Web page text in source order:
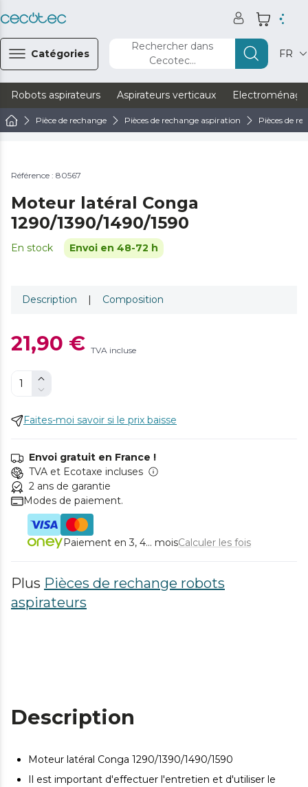
Catégories
Rechercher dans
Cecotec...
FR
Robots aspirateurs Aspirateurs verticaux
Pièce de rechange Pièces de rechange aspiration Pièces de
Référence : 80567
Moteur latéral Conga
1290/1390/1490/1590
En stock Envoi en 48-72 h
Description | Composition
21,90 € TVA incluse
Faites-moi savoir si le prix baisse
Envoi gratuit en France !
TVA et Ecotaxe incluses
2 ans de garantie
Modes de paiement.
Paiement en 3, 4... moisCalculer les fois
Plus Pièces de rechange robots
aspirateurs
Description
Moteur latéral Conga 1290/1390/1490/1590
Il est important d'effectuer l'entretien et d'utiliser le